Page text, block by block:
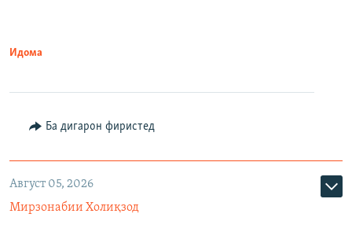
Идома
Ба дигарон фиристед
Август 05, 2026
Мирзонабии Холиқзод